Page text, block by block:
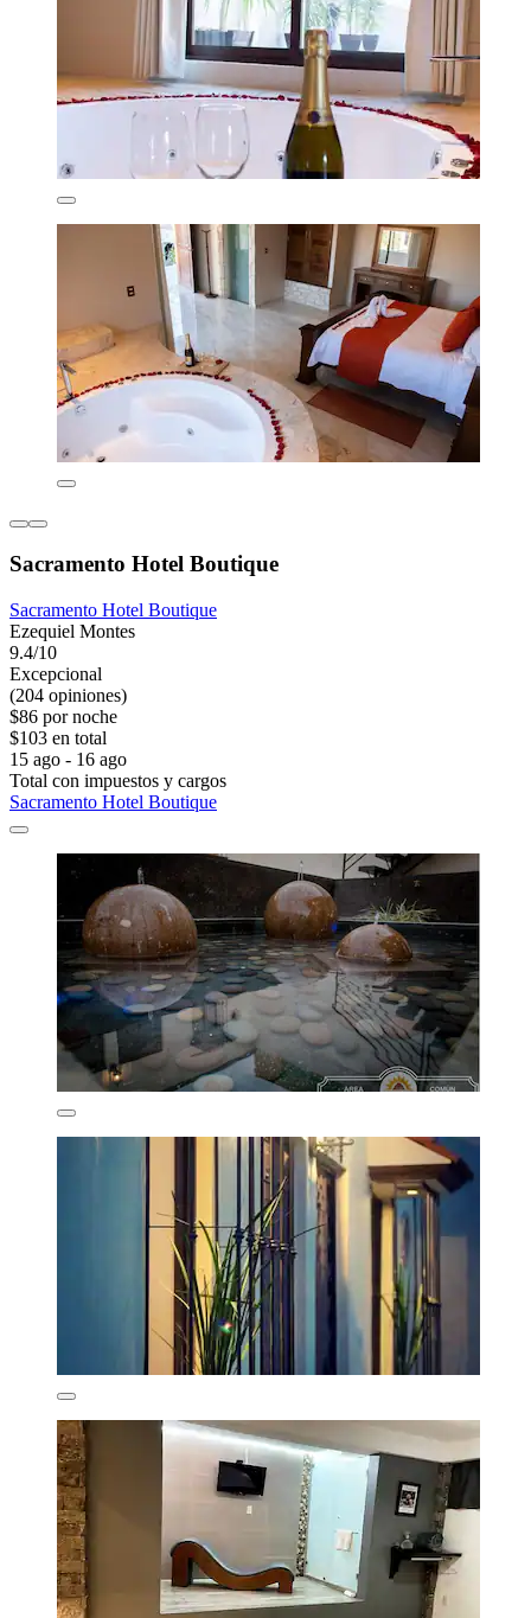
Sacramento Hotel Boutique
Sacramento Hotel Boutique
Ezequiel Montes
9.4/10
Excepcional
(204 opiniones)
$86 por noche
$103 en total
15 ago - 16 ago
Total con impuestos y cargos
Sacramento Hotel Boutique